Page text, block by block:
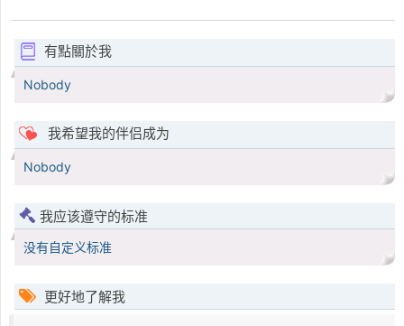
有點關於我
Nobody
我希望我的伴侣成为
Nobody
我应该遵守的标准
没有自定义标准
更好地了解我